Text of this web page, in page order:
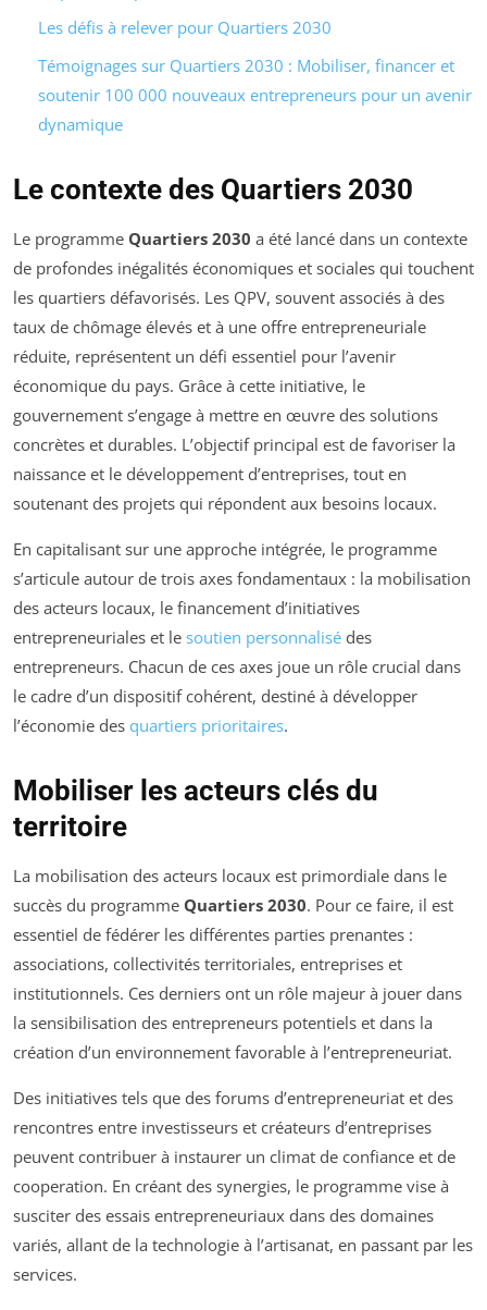
Les défis à relever pour Quartiers 2030
Témoignages sur Quartiers 2030 : Mobiliser, financer et
soutenir 100 000 nouveaux entrepreneurs pour un avenir
dynamique
Le contexte des Quartiers 2030
Le programme Quartiers 2030 a été lancé dans un contexte
de profondes inégalités économiques et sociales qui touchent
les quartiers défavorisés. Les QPV, souvent associés à des
taux de chômage élevés et à une offre entrepreneuriale
réduite, représentent un défi essentiel pour l’avenir
économique du pays. Grâce à cette initiative, le
gouvernement s’engage à mettre en œuvre des solutions
concrètes et durables. L’objectif principal est de favoriser la
naissance et le développement d’entreprises, tout en
soutenant des projets qui répondent aux besoins locaux.
En capitalisant sur une approche intégrée, le programme
s’articule autour de trois axes fondamentaux : la mobilisation
des acteurs locaux, le financement d’initiatives
entrepreneuriales et le soutien personnalisé des
entrepreneurs. Chacun de ces axes joue un rôle crucial dans
le cadre d’un dispositif cohérent, destiné à développer
l’économie des quartiers prioritaires.
Mobiliser les acteurs clés du
territoire
La mobilisation des acteurs locaux est primordiale dans le
succès du programme Quartiers 2030. Pour ce faire, il est
essentiel de fédérer les différentes parties prenantes :
associations, collectivités territoriales, entreprises et
institutionnels. Ces derniers ont un rôle majeur à jouer dans
la sensibilisation des entrepreneurs potentiels et dans la
création d’un environnement favorable à l’entrepreneuriat.
Des initiatives tels que des forums d’entrepreneuriat et des
rencontres entre investisseurs et créateurs d’entreprises
peuvent contribuer à instaurer un climat de confiance et de
cooperation. En créant des synergies, le programme vise à
susciter des essais entrepreneuriaux dans des domaines
variés, allant de la technologie à l’artisanat, en passant par les
services.